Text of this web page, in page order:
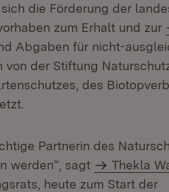
die Förderung der
zum Erhalt und zur
Abgaben für nicht-
der Stiftung
des
Fenster)
Partnerin des
werden“, sagt
Thekla
heute zum Start der